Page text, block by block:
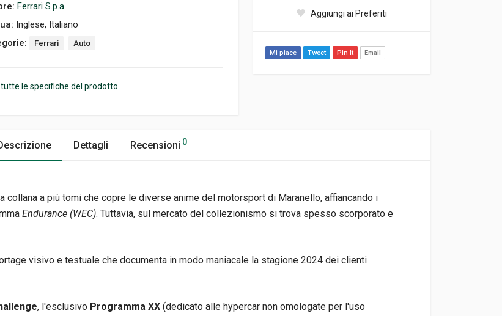
Ferrari S.p.a.
Inglese, Italiano
Ferrari Auto
le specifiche del prodotto
Aggiungi ai Preferiti
Mi piace Tweet Pin It Email
Dettagli Recensioni 0
collana a più tomi che copre le diverse anime del motorsport di Maranello, affiancando i
Endurance (WEC). Tuttavia, sul mercato del collezionismo si trova spesso scorporato e
visivo e testuale che documenta in modo maniacale la stagione 2024 dei clienti
, l'esclusivo Programma XX (dedicato alle hypercar non omologate per l'uso